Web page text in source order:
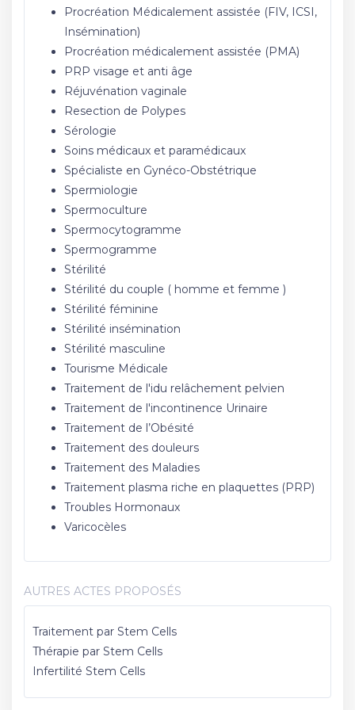
Procréation Médicalement assistée (FIV, ICSI,
Insémination)
Procréation médicalement assistée (PMA)
PRP visage et anti âge
Réjuvénation vaginale
Resection de Polypes
Sérologie
Soins médicaux et paramédicaux
Spécialiste en Gynéco-Obstétrique
Spermiologie
Spermoculture
Spermocytogramme
Spermogramme
Stérilité
Stérilité du couple ( homme et femme )
Stérilité féminine
Stérilité insémination
Stérilité masculine
Tourisme Médicale
Traitement de l'idu relâchement pelvien
Traitement de l'incontinence Urinaire
Traitement de l’Obésité
Traitement des douleurs
Traitement des Maladies
Traitement plasma riche en plaquettes (PRP)
Troubles Hormonaux
Varicocèles
AUTRES ACTES PROPOSÉS
Traitement par Stem Cells
Thérapie par Stem Cells
Infertilité Stem Cells